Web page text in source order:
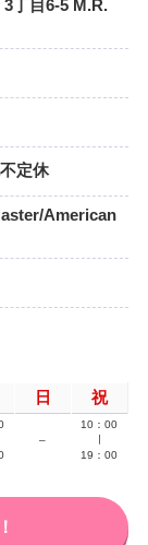
丁目6-5 M.R.
定休
American
日 祝
–
10：00
19：00